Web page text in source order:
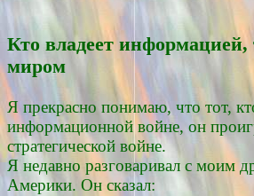
Кто владеет информацией,
миром
Я прекрасно понимаю, что тот,
информационной войне, он
стратегической войне.
Я недавно разговаривал с моим
Америки. Он сказал: